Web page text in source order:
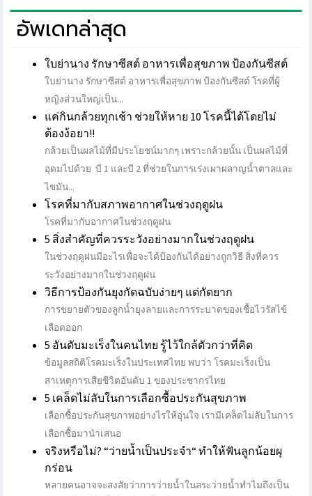
อัพเดทล่าสุด
ใบย่านาง รักษาซีสต์ อาหารเพื่อสุขภาพ ป้องกันซีสต์
ใบย่านาง รักษาซีสต์ อาหารเพื่อสุขภาพ ป้องกันซีสต์ โรคที่ผู้
หญิงส่วนใหญ่เป็น...
แค่กินกล้วยทุกเช้า ช่วยให้หาย 10 โรคนี้ได้โดยไม่
ต้องง้อยา!!
กล้วยเป็นผลไม้ที่มีประโยชน์มากๆ เพราะกล้วยนั้น เป็นผลไม้ที่
อุดมไปด้วย บี 1 และบี 2 ที่ช่วยในการเร่งเผาผลาญน้ำตาลและ
ไขมัน...
โรคที่มากับสภาพอากาศในช่วงฤดูฝน
โรคที่มากับอากาศในช่วงฤดูฝน
5 สิ่งสำคัญที่ควรระวังอย่างมากในช่วงฤดูฝน
ในช่วงฤดูฝนมีอะไรเพื่อจะได้ป้องกันได้อย่างถูกวิธี สิ่งที่ควร
ระวังอย่างมากในช่วงฤดูฝน
วิธีการป้องกันยุงกัดฉบับง่ายๆ แต่กัดยาก
การขยายตัวของลูกน้ำยุงลายและการระบาดของเชื้อไวรัสไข้
เลือดออก
5 อันดับมะเร็งในคนไทย รู้ไว้ใกล้ตัวกว่าที่คิด
ข้อมูลสถิติโรคมะเร็งในประเทศไทย พบว่า โรคมะเร็งเป็น
สาเหตุการเสียชีวิตอันดับ 1 ของประชากรไทย
5 เคล็ดไม่ลับในการเลือกซื้อประกันสุขภาพ
เลือกซื้อประกันสุขภาพอย่างไรให้อุ่นใจ​ เรามีเคล็ดไม่ลับในการ
เลือกซื้อมานำเสนอ
จริงหรือไม่? “ว่ายน้ำเป็นประจำ“ ทำให้ฟันลูกน้อยผุ
กร่อน
หลายคนอาจจะสงสัยว่าการว่ายน้ำในสระว่ายน้ำทำไมถึงเป็น